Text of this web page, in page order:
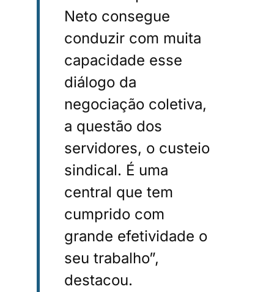
Neto consegue
conduzir com muita
capacidade esse
diálogo da
negociação coletiva,
a questão dos
servidores, o custeio
sindical. É uma
central que tem
cumprido com
grande efetividade o
seu trabalho”,
destacou.